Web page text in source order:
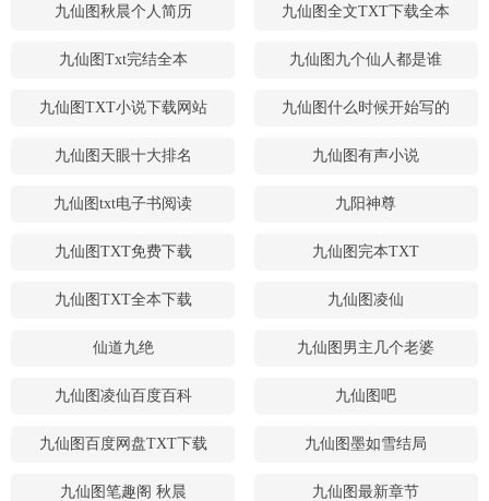
九仙图秋晨个人简历 九仙图全文TXT下载全本
九仙图Txt完结全本 九仙图九个仙人都是谁
九仙图TXT小说下载网站 九仙图什么时候开始写的
九仙图天眼十大排名 九仙图有声小说
九仙图txt电子书阅读 九阳神尊
九仙图TXT免费下载 九仙图完本TXT
九仙图TXT全本下载 九仙图凌仙
仙道九绝 九仙图男主几个老婆
九仙图凌仙百度百科 九仙图吧
九仙图百度网盘TXT下载 九仙图墨如雪结局
九仙图笔趣阁 秋晨 九仙图最新章节